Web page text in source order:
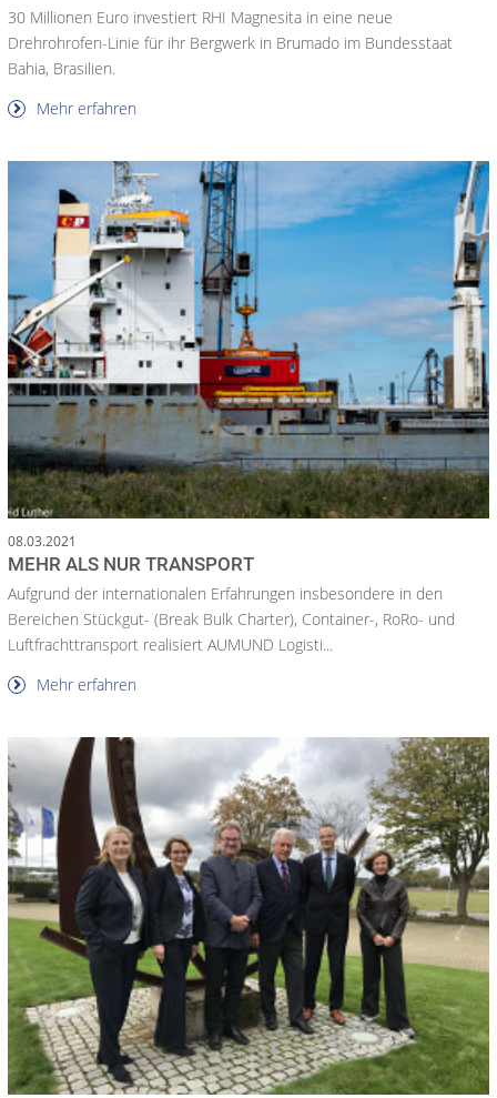
30 Millionen Euro investiert RHI Magnesita in eine neue
Drehrohrofen-Linie für ihr Bergwerk in Brumado im Bundesstaat
Bahia, Brasilien.
Mehr erfahren
08.03.2021
MEHR ALS NUR TRANSPORT
Aufgrund der internationalen Erfahrungen insbesondere in den
Bereichen Stückgut- (Break Bulk Charter), Container-, RoRo- und
Luftfrachttransport realisiert AUMUND Logisti...
Mehr erfahren